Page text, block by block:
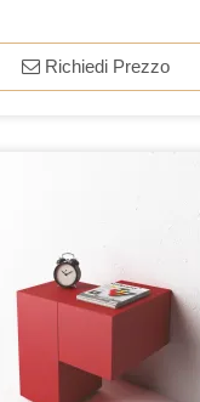
Richiedi Prezzo